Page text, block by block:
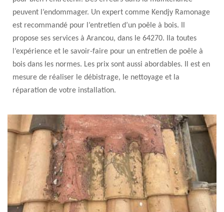
peuvent l’endommager. Un expert comme Kendjy Ramonage
est recommandé pour l’entretien d’un poêle à bois. Il
propose ses services à Arancou, dans le 64270. Ila toutes
l’expérience et le savoir-faire pour un entretien de poêle à
bois dans les normes. Les prix sont aussi abordables. Il est en
mesure de réaliser le débistrage, le nettoyage et la
réparation de votre installation.